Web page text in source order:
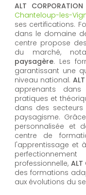
ALT CORPORATION
Chanteloup-les-
ses certifications.
dans le domaine
centre propose
du marché,
paysagère. Les
garantissant une
niveau national.
apprenants
pratiques et
dans des
paysagisme.
personnalisée et
centre de
l'apprentissage et
professionnelle, ALT
des formations
aux évolutions du